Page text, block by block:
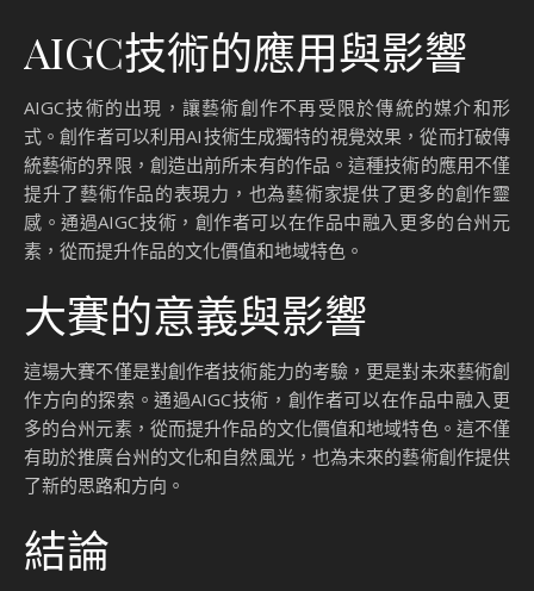
AIGC技術的應用與影響
AIGC技術的出現，讓藝術創作不再受限於傳統的媒介和形
式。創作者可以利用AI技術生成獨特的視覺效果，從而打破傳
統藝術的界限，創造出前所未有的作品。這種技術的應用不僅
提升了藝術作品的表現力，也為藝術家提供了更多的創作靈
感。通過AIGC技術，創作者可以在作品中融入更多的台州元
素，從而提升作品的文化價值和地域特色。
大賽的意義與影響
這場大賽不僅是對創作者技術能力的考驗，更是對未來藝術創
作方向的探索。通過AIGC技術，創作者可以在作品中融入更
多的台州元素，從而提升作品的文化價值和地域特色。這不僅
有助於推廣台州的文化和自然風光，也為未來的藝術創作提供
了新的思路和方向。
結論